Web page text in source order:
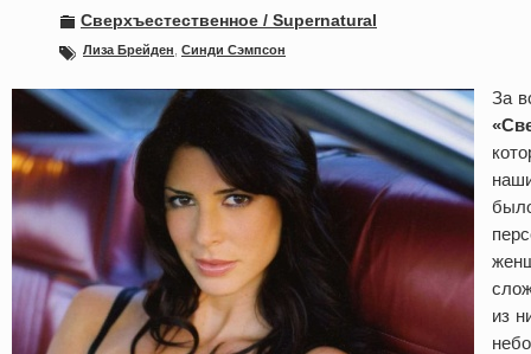
Сверхъестественное / Supernatural
Лиза Брейден Синди Сэмпсон
За
из